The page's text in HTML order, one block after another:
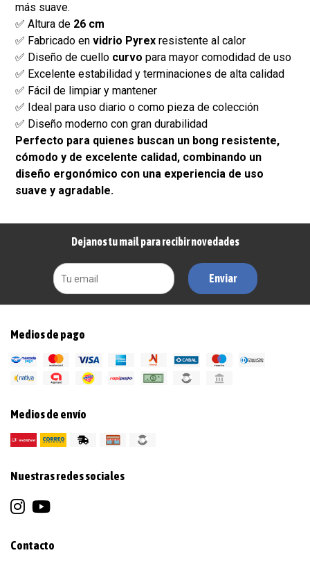
más suave.
✅ Altura de 26 cm
✅ Fabricado envidrio Pyrex resistente al calor
✅ Diseño de cuello curvo para mayor comodidad de uso
✅ Excelente estabilidad y terminaciones de alta calidad
✅ Fácil de limpiar y mantener
✅ Ideal para uso diario o como pieza de colección
✅ Diseño moderno con gran durabilidad
Perfecto para quienes buscan un bong resistente,
cómodo y de excelente calidad, combinando un
diseño ergonómico con una experiencia de uso
suave y agradable.
Dejanos tu mail para recibir novedades
Enviar
Medios de pago
Medios de envío
Nuestras redes sociales
Contacto